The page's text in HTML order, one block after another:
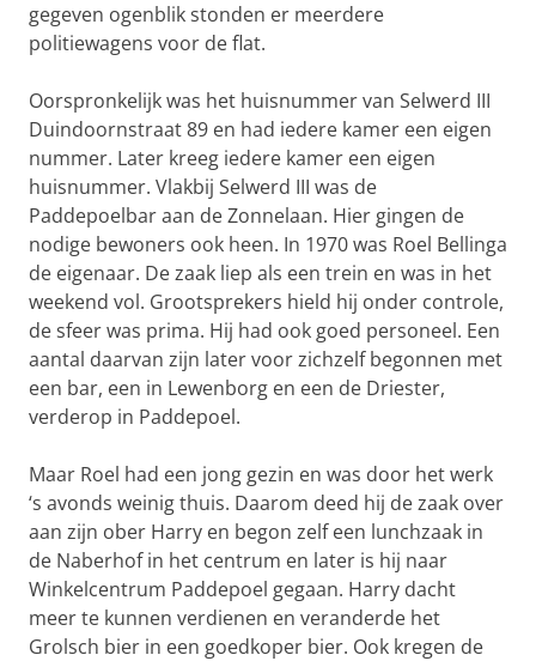
gegeven ogenblik stonden er meerdere
politiewagens voor de flat.
Oorspronkelijk was het huisnummer van Selwerd III
Duindoornstraat 89 en had iedere kamer een eigen
nummer. Later kreeg iedere kamer een eigen
huisnummer. Vlakbij Selwerd III was de
Paddepoelbar aan de Zonnelaan. Hier gingen de
nodige bewoners ook heen. In 1970 was Roel Bellinga
de eigenaar. De zaak liep als een trein en was in het
weekend vol. Grootsprekers hield hij onder controle,
de sfeer was prima. Hij had ook goed personeel. Een
aantal daarvan zijn later voor zichzelf begonnen met
een bar, een in Lewenborg en een de Driester,
verderop in Paddepoel.
Maar Roel had een jong gezin en was door het werk
‘s avonds weinig thuis. Daarom deed hij de zaak over
aan zijn ober Harry en begon zelf een lunchzaak in
de Naberhof in het centrum en later is hij naar
Winkelcentrum Paddepoel gegaan. Harry dacht
meer te kunnen verdienen en veranderde het
Grolsch bier in een goedkoper bier. Ook kregen de